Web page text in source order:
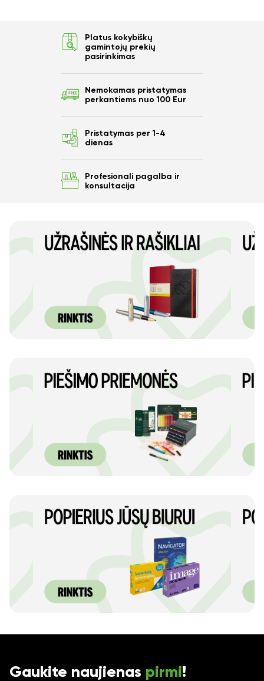
Platus kokybiškų
gamintojų prekių
pasirinkimas
Nemokamas pristatymas
perkantiems nuo 100 Eur
Pristatymas per 1-4
dienas
Profesionali pagalba ir
konsultacija
Gaukite naujienas pirmi!